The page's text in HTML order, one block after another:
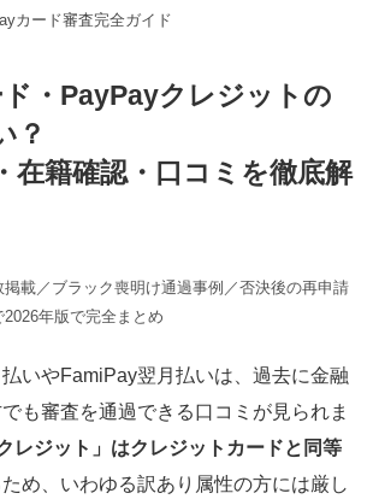
カード審査完全ガイド
・PayPayクレジットの
？
在籍確認・口コミを徹底解
載／ブラック喪明け通過事例／否決後の再申請
年版で完全まとめ
いやFamiPay翌月払いは、過去に金融
も審査を通過できる口コミが見られま
レジット」はクレジットカードと同等
め、いわゆる訳あり属性の方には厳し